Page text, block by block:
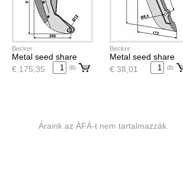
Becker
Metal seed share
€ 175,35
db
Becker
Metal seed share
€ 38,01
db
Áraink az ÁFÁ-t nem tartalmazzák.